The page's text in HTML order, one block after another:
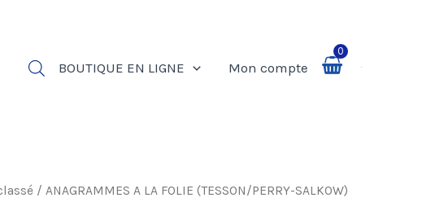
BOUTIQUE EN LIGNE Mon compte
0
/ ANAGRAMMES A LA FOLIE (TESSON/PERRY-SALKOW)